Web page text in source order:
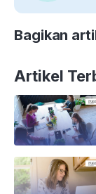
Bagikan
Artikel